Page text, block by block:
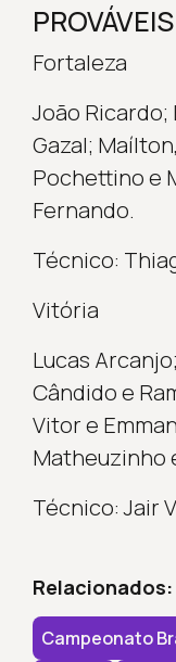
Fortaleza
João Ricardo;
Gazal;
Pochettino e
Fernando.
Técnico:
Vitória
Lucas
Cândido e
Vitor e
Matheuzinho
Técnico: Jair
Relacionados:
Campeonato